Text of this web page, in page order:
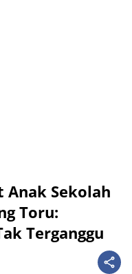
Anak Sekolah
Toru:
Terganggu